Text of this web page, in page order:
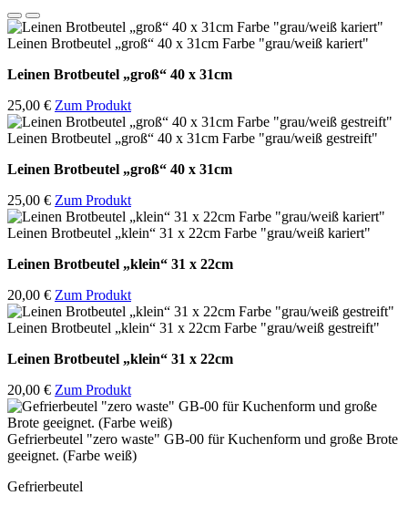
Leinen Brotbeutel „groß“ 40 x 31cm Farbe "grau/weiß kariert"
Leinen Brotbeutel „groß“ 40 x 31cm
25,00 € Zum Produkt
Leinen Brotbeutel „groß“ 40 x 31cm Farbe "grau/weiß gestreift"
Leinen Brotbeutel „groß“ 40 x 31cm
25,00 € Zum Produkt
Leinen Brotbeutel „klein“ 31 x 22cm Farbe "grau/weiß kariert"
Leinen Brotbeutel „klein“ 31 x 22cm
20,00 € Zum Produkt
Leinen Brotbeutel „klein“ 31 x 22cm Farbe "grau/weiß gestreift"
Leinen Brotbeutel „klein“ 31 x 22cm
20,00 € Zum Produkt
Gefrierbeutel "zero waste" GB-00 für Kuchenform und große Brote
geeignet. (Farbe weiß)
Gefrierbeutel